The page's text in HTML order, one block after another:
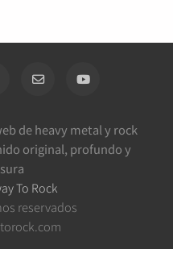
de heavy metal y rock
original, profundo y
To Rock
reservados